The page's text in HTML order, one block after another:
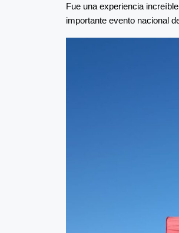
Fue una experiencia
importante evento nacional